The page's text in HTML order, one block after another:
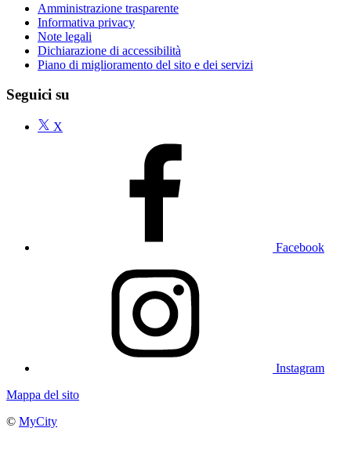
Amministrazione trasparente
Informativa privacy
Note legali
Dichiarazione di accessibilità
Piano di miglioramento del sito e dei servizi
Seguici su
X
Facebook
Instagram
Mappa del sito
© MyCity